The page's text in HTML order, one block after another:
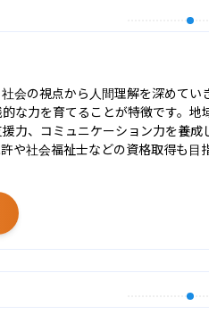
会の視点から人間理解を深めてい
な力を育てることが特徴です。地
力、コミュニケーション力を養成
や社会福祉士などの資格取得も目